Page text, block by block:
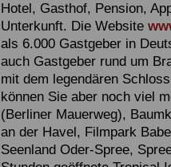
Hotel, Gasthof, Pension,
Unterkunft. Die Website
als 6.000 Gastgeber in
auch Gastgeber rund um
mit dem legendären
können Sie aber noch viel
(Berliner Mauerweg),
an der Havel, Filmpark
Seenland Oder-Spree,